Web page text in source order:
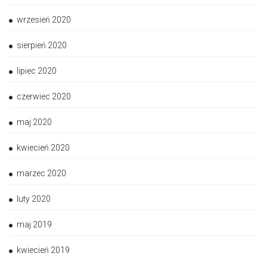
wrzesień 2020
sierpień 2020
lipiec 2020
czerwiec 2020
maj 2020
kwiecień 2020
marzec 2020
luty 2020
maj 2019
kwiecień 2019